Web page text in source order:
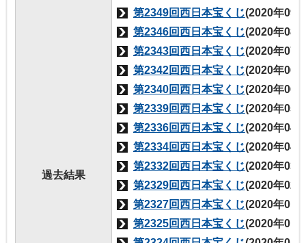
過去結果
第2349回西日本宝くじ(2020年09
第2346回西日本宝くじ(2020年08
第2343回西日本宝くじ(2020年07
第2342回西日本宝くじ(2020年06
第2340回西日本宝くじ(2020年06
第2339回西日本宝くじ(2020年05
第2336回西日本宝くじ(2020年04
第2334回西日本宝くじ(2020年04
第2332回西日本宝くじ(2020年03
第2329回西日本宝くじ(2020年02
第2327回西日本宝くじ(2020年01
第2325回西日本宝くじ(2020年01